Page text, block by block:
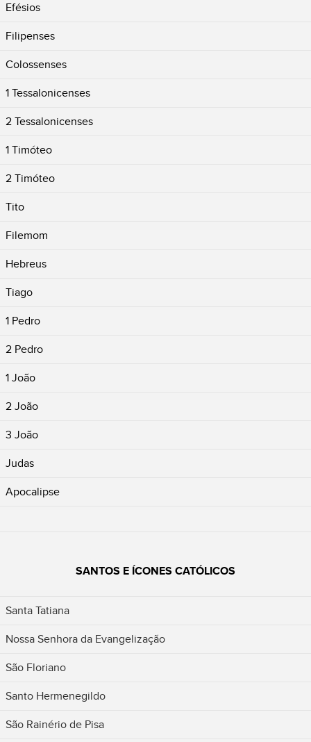
Efésios
Filipenses
Colossenses
1 Tessalonicenses
2 Tessalonicenses
1 Timóteo
2 Timóteo
Tito
Filemom
Hebreus
Tiago
1 Pedro
2 Pedro
1 João
2 João
3 João
Judas
Apocalipse
SANTOS E ÍCONES CATÓLICOS
Santa Tatiana
Nossa Senhora da Evangelização
São Floriano
Santo Hermenegildo
São Rainério de Pisa